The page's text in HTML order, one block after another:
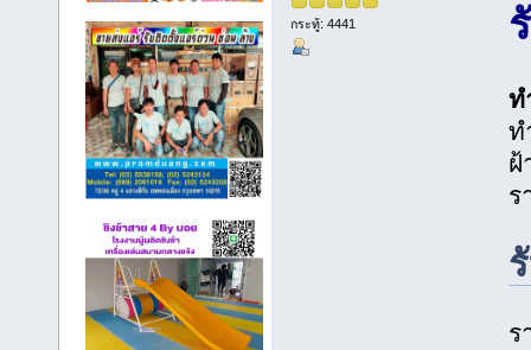
กระทู้: 4441
ท
ท
ฝ้
ร
ร